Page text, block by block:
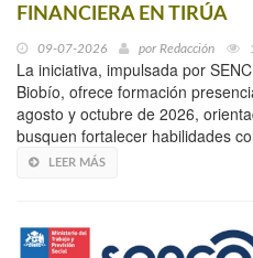
FINANCIERA EN TIRÚA
09-07-2026 por Redacción
La iniciativa, impulsada por
Biobío, ofrece formación
agosto y octubre de 2026,
busquen fortalecer habilidades
LEER MÁS